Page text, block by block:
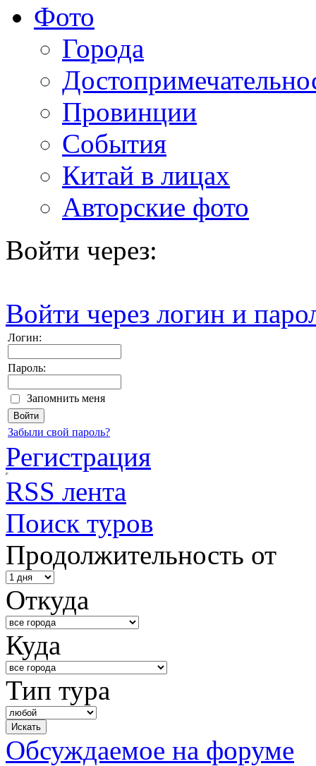
Фото
Города
Провинции
События
Китай в лицах
Авторские фото
Войти через:
Войти через логин и
Логин:
Пароль:
Запомнить меня
Забыли свой пароль?
Регистрация
RSS лента
Поиск туров
Продолжительность от
Откуда
Куда
Тип тура
Обсуждаемое на форуме